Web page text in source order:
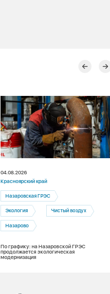
04.08.2026
Красноярский край
Назаровская ГРЭС
Экология Чистый воздух
Назарово
По графику: на Назаровской ГРЭС
продолжается экологическая
модернизация